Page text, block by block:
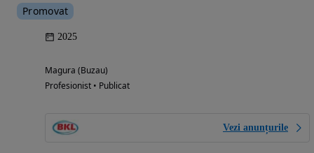
Promovat
2025
Magura (Buzau)
Profesionist • Publicat
Vezi anunțurile